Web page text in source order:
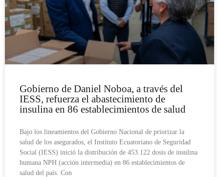
Gobierno de Daniel Noboa, a través del
IESS, refuerza el abastecimiento de
insulina en 86 establecimientos de salud
Bajo los lineamientos del Gobierno Nacional de priorizar la
salud de los asegurados, el Instituto Ecuatoriano de Seguridad
Social (IESS) inició la distribución de 453.122 dosis de insulina
humana NPH (acción intermedia) en 86 establecimientos de
salud del país. Con